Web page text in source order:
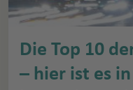
Die Top 10
– hier ist es